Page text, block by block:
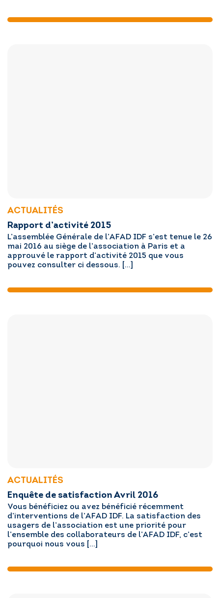
ACTUALITÉS
Rapport d’activité 2015
L’assemblée Générale de l’AFAD IDF s’est tenue le 26
mai 2016 au siège de l’association à Paris et a
approuvé le rapport d’activité 2015 que vous
pouvez consulter ci dessous. […]
ACTUALITÉS
Enquête de satisfaction Avril 2016
Vous bénéficiez ou avez bénéficié récemment
d’interventions de l’AFAD IDF. La satisfaction des
usagers de l’association est une priorité pour
l’ensemble des collaborateurs de l’AFAD IDF, c’est
pourquoi nous vous […]